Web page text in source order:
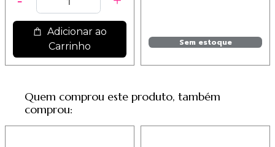
Adicionar ao
Carrinho
Sem estoque
Quem comprou este produto, também
comprou: